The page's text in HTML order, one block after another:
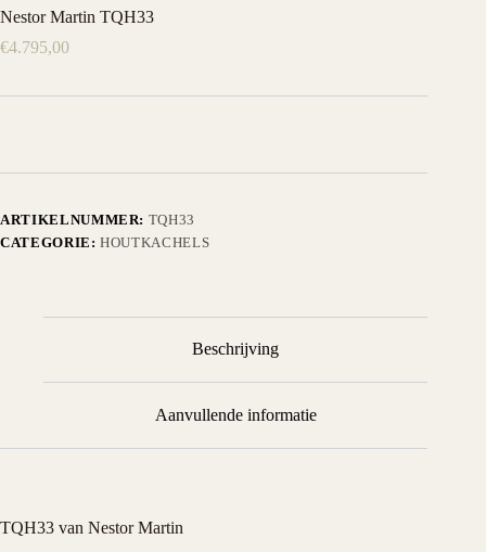
Nestor Martin TQH33
€4.795,00
ARTIKELNUMMER: TQH33
CATEGORIE:HOUTKACHELS
Beschrijving
Aanvullende informatie
TQH33 van Nestor Martin